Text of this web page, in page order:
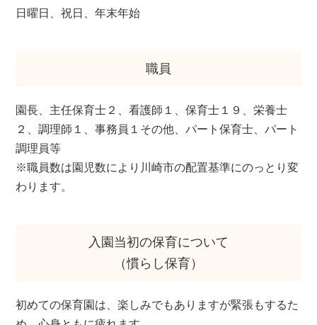
日曜日、祝日、年末年始
職員
園長、主任保育士２、看護師１、保育士１９、栄養士
２、調理師１、事務員１その他、パート保育士、パート
調理員等
※職員数は園児数により川崎市の配置基準にのっとり変
わります。
入園当初の保育について
（慣らし保育）
初めての保育園は、楽しみでもありますが緊張もするた